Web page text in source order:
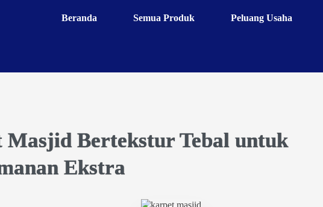
Beranda Semua Produk Peluang Usaha
Masjid Bertekstur Tebal untuk
Ekstra